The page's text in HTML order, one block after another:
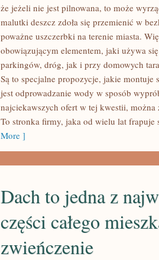
że jeżeli nie jest pilnowana, to może
malutki deszcz zdoła się przemienić w
poważne uszczerbki na terenie miasta.
obowiązującym elementem, jaki używa
parkingów, dróg, jak i przy domowych
Są to specjalne propozycje, jakie
jest odprowadzanie wody w sposób
najciekawszych ofert w tej kwestii, można
To stronka firmy, jaka od wielu lat frapuje
More ]
Dach to jedna z
części całego
zwieńczenie